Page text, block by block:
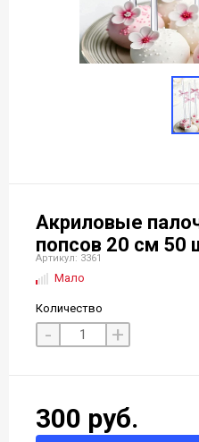
Акриловые
попсов 20 см 50
Артикул: 3361
Мало
Количество
- +
300 руб.